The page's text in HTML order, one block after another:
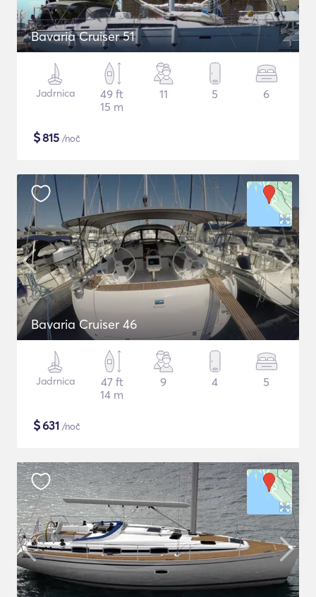
Bavaria Cruiser 51
Jadrnica
49 ft
15 m
11 5 6
$815 /noč
Bavaria Cruiser 46
Jadrnica
47 ft
14 m
9 4 5
$631 /noč